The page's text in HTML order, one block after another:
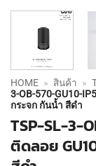
HOME » สินค้า »
3-OB-570-GU10-
กระจก กันน้ำ สีดำ
TSP-SL-3-
ติดลอย